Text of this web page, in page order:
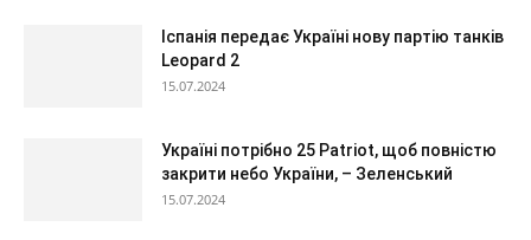
Іспанія передає Україні нову партію танків
Leopard 2
15.07.2024
Україні потрібно 25 Patriot, щоб повністю
закрити небо України, – Зеленський
15.07.2024